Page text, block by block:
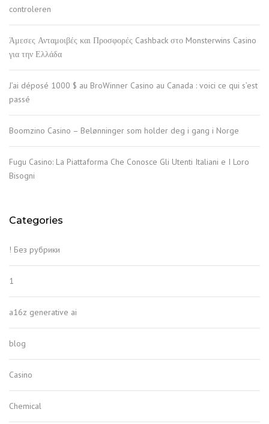
controleren
Άμεσες Ανταμοιβές και Προσφορές Cashback στο Monsterwins Casino
για την Ελλάδα
J’ai déposé 1000 $ au BroWinner Casino au Canada : voici ce qui s’est
passé
Boomzino Casino – Belønninger som holder deg i gang i Norge
Fugu Casino: La Piattaforma Che Conosce Gli Utenti Italiani e I Loro
Bisogni
Categories
! Без рубрики
1
a16z generative ai
blog
Casino
Chemical